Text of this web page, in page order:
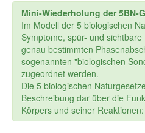
Mini-Wiederholung der 5BN-
Im Modell der 5 biologischen
Symptome, spür- und
genau bestimmten
sogenannten "biologischen
zugeordnet werden.
Die 5 biologischen
Beschreibung dar über die
Körpers und seiner Reaktionen: